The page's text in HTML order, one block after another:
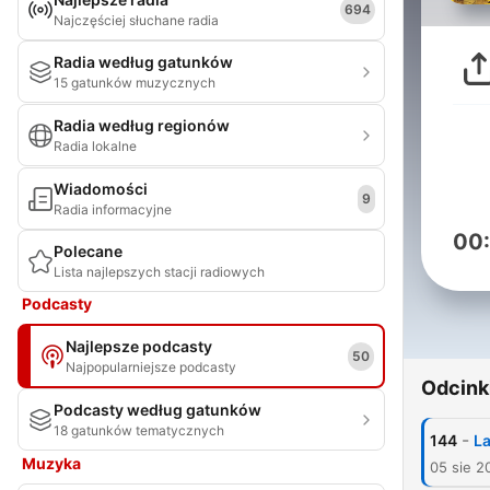
Najczęściej słuchane radia
694
Radia według gatunków
15 gatunków muzycznych
Radia według regionów
Radia lokalne
Wiadomości
Radia informacyjne
9
Polecane
Lista najlepszych stacji radiowych
Podcasty
Najlepsze podcasty
Najpopularniejsze podcasty
50
Podcasty według gatunków
18 gatunków tematycznych
Muzyka
144 -
05 sie